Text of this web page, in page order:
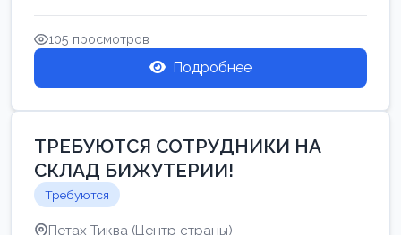
проживан...
105 просмотров
Подробнее
ТРЕБУЮТСЯ СОТРУДНИКИ НА
СКЛАД БИЖУТЕРИИ!
Требуются
Петах Тиква (Центр страны)